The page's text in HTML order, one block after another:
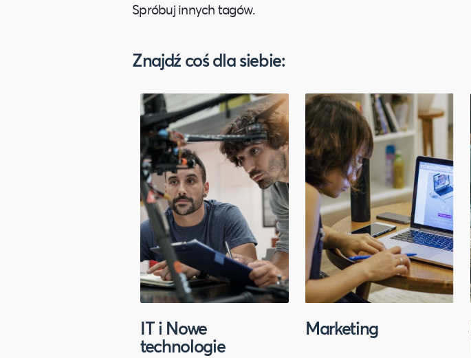
Spróbuj innych tagów.
Znajdź coś dla siebie:
IT i Nowe
technologie
Marketing